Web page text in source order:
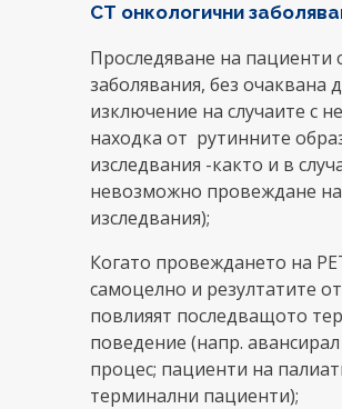
СТ онкологични
Проследяване на пациенти
заболявания, без очаквана
изключение на случаите с
находка от рутинните
изследвания -както и в
невозможно провеждане
изследвания);
Когато провеждането на
самоцелно и резултатите
повлияят последващото
поведение (напр.
процес; пациенти на
терминални пациенти);